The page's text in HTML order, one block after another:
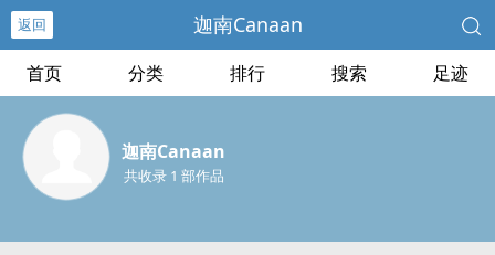
返回 迦南Canaan
首页 分类 排行 搜索 足迹
迦南Canaan
共收录 1 部作品